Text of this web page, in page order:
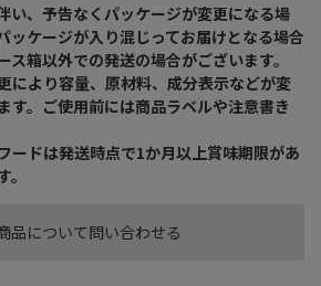
品について問い合わせる
い、予告なくパッケージが変更になる場
ッケージが入り混じってお届けとなる場合
ス箱以外での発送の場合がございます。
により容量、原材料、成分表示などが変
す。ご使用前には商品ラベルや注意書き
ードは発送時点で1か月以上賞味期限があ